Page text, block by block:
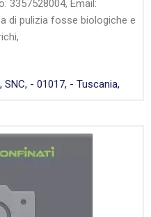
3357528004, Email:
di pulizia fosse biologiche e
- 01017, - Tuscania,